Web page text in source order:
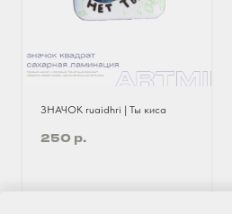
ЗНАЧОК ruaidhri | Ты киса
250 р.